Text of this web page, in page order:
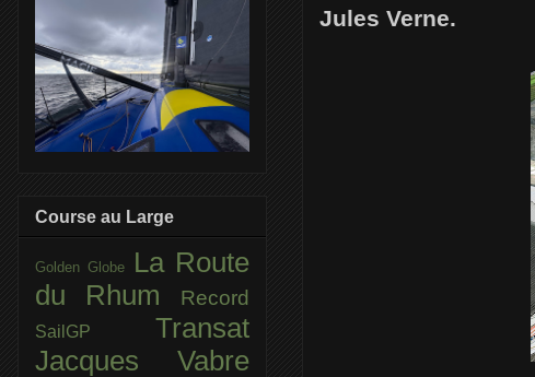
Jules Verne.
Course au Large
Golden Globe
La Route
du Rhum
Record
SailGP Transat
Jacques Vabre